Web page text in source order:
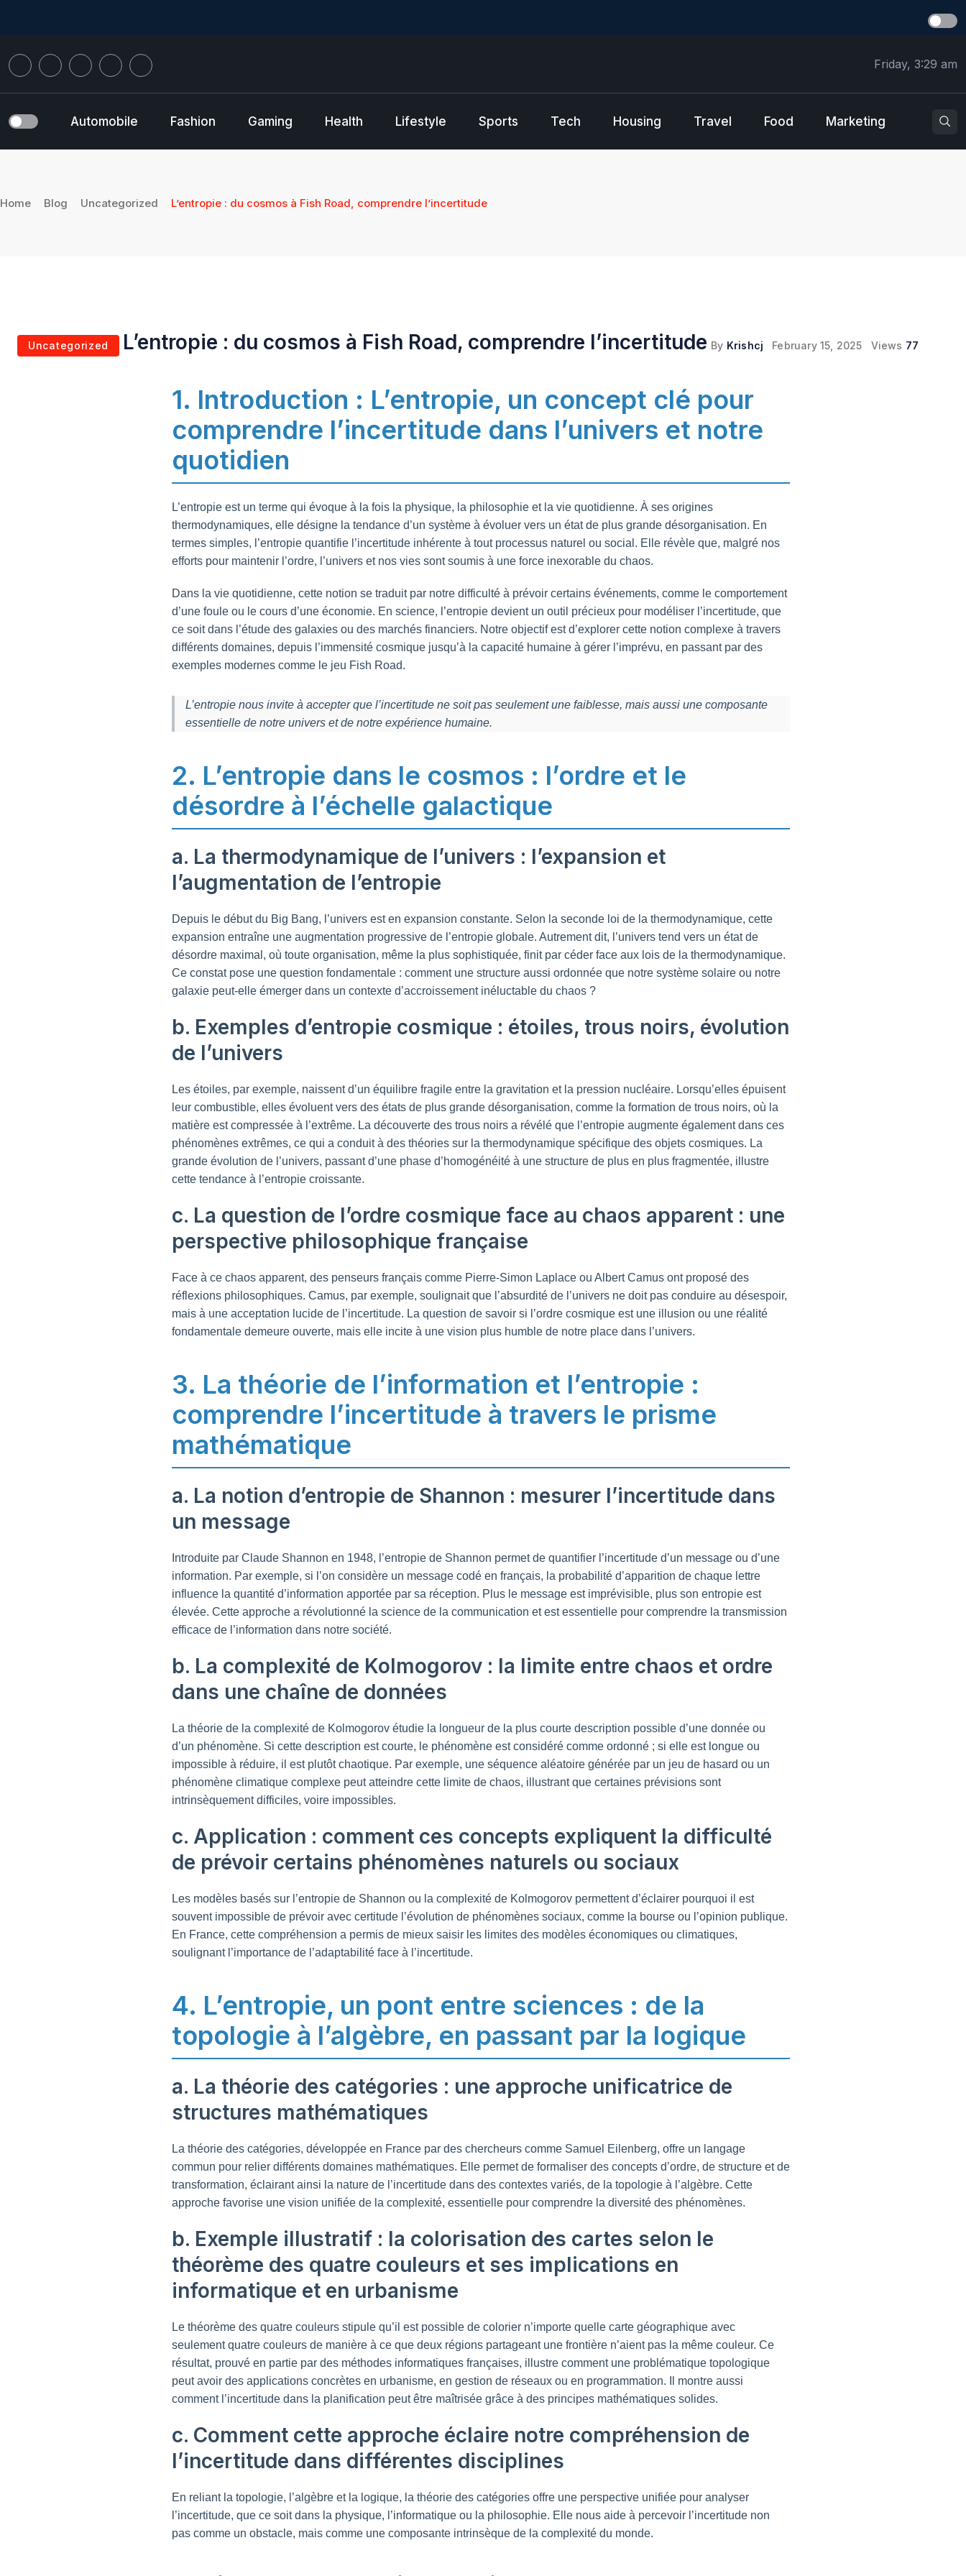
Friday, 3:29 am
Automobile Fashion Gaming Health Lifestyle Sports Tech Housing Travel Food Marketing
Home Blog Uncategorized L’entropie : du cosmos à Fish Road, comprendre l’incertitude
Uncategorized L’entropie : du cosmos à Fish Road, comprendre l’incertitude By Krishcj February 15, 2025 Views 77
1. Introduction : L’entropie, un concept clé pour
comprendre l’incertitude dans l’univers et notre
quotidien
L’entropie est un terme qui évoque à la fois la physique, la philosophie et la vie quotidienne. À ses origines
thermodynamiques, elle désigne la tendance d’un système à évoluer vers un état de plus grande désorganisation. En
termes simples, l’entropie quantifie l’incertitude inhérente à tout processus naturel ou social. Elle révèle que, malgré nos
efforts pour maintenir l’ordre, l’univers et nos vies sont soumis à une force inexorable du chaos.
Dans la vie quotidienne, cette notion se traduit par notre difficulté à prévoir certains événements, comme le comportement
d’une foule ou le cours d’une économie. En science, l’entropie devient un outil précieux pour modéliser l’incertitude, que
ce soit dans l’étude des galaxies ou des marchés financiers. Notre objectif est d’explorer cette notion complexe à travers
différents domaines, depuis l’immensité cosmique jusqu’à la capacité humaine à gérer l’imprévu, en passant par des
exemples modernes comme le jeu Fish Road.
L’entropie nous invite à accepter que l’incertitude ne soit pas seulement une faiblesse, mais aussi une composante
essentielle de notre univers et de notre expérience humaine.
2. L’entropie dans le cosmos : l’ordre et le
désordre à l’échelle galactique
a. La thermodynamique de l’univers : l’expansion et
l’augmentation de l’entropie
Depuis le début du Big Bang, l’univers est en expansion constante. Selon la seconde loi de la thermodynamique, cette
expansion entraîne une augmentation progressive de l’entropie globale. Autrement dit, l’univers tend vers un état de
désordre maximal, où toute organisation, même la plus sophistiquée, finit par céder face aux lois de la thermodynamique.
Ce constat pose une question fondamentale : comment une structure aussi ordonnée que notre système solaire ou notre
galaxie peut-elle émerger dans un contexte d’accroissement inéluctable du chaos ?
b. Exemples d’entropie cosmique : étoiles, trous noirs, évolution
de l’univers
Les étoiles, par exemple, naissent d’un équilibre fragile entre la gravitation et la pression nucléaire. Lorsqu’elles épuisent
leur combustible, elles évoluent vers des états de plus grande désorganisation, comme la formation de trous noirs, où la
matière est compressée à l’extrême. La découverte des trous noirs a révélé que l’entropie augmente également dans ces
phénomènes extrêmes, ce qui a conduit à des théories sur la thermodynamique spécifique des objets cosmiques. La
grande évolution de l’univers, passant d’une phase d’homogénéité à une structure de plus en plus fragmentée, illustre
cette tendance à l’entropie croissante.
c. La question de l’ordre cosmique face au chaos apparent : une
perspective philosophique française
Face à ce chaos apparent, des penseurs français comme Pierre-Simon Laplace ou Albert Camus ont proposé des
réflexions philosophiques. Camus, par exemple, soulignait que l’absurdité de l’univers ne doit pas conduire au désespoir,
mais à une acceptation lucide de l’incertitude. La question de savoir si l’ordre cosmique est une illusion ou une réalité
fondamentale demeure ouverte, mais elle incite à une vision plus humble de notre place dans l’univers.
3. La théorie de l’information et l’entropie :
comprendre l’incertitude à travers le prisme
mathématique
a. La notion d’entropie de Shannon : mesurer l’incertitude dans
un message
Introduite par Claude Shannon en 1948, l’entropie de Shannon permet de quantifier l’incertitude d’un message ou d’une
information. Par exemple, si l’on considère un message codé en français, la probabilité d’apparition de chaque lettre
influence la quantité d’information apportée par sa réception. Plus le message est imprévisible, plus son entropie est
élevée. Cette approche a révolutionné la science de la communication et est essentielle pour comprendre la transmission
efficace de l’information dans notre société.
b. La complexité de Kolmogorov : la limite entre chaos et ordre
dans une chaîne de données
La théorie de la complexité de Kolmogorov étudie la longueur de la plus courte description possible d’une donnée ou
d’un phénomène. Si cette description est courte, le phénomène est considéré comme ordonné ; si elle est longue ou
impossible à réduire, il est plutôt chaotique. Par exemple, une séquence aléatoire générée par un jeu de hasard ou un
phénomène climatique complexe peut atteindre cette limite de chaos, illustrant que certaines prévisions sont
intrinsèquement difficiles, voire impossibles.
c. Application : comment ces concepts expliquent la difficulté
de prévoir certains phénomènes naturels ou sociaux
Les modèles basés sur l’entropie de Shannon ou la complexité de Kolmogorov permettent d’éclairer pourquoi il est
souvent impossible de prévoir avec certitude l’évolution de phénomènes sociaux, comme la bourse ou l’opinion publique.
En France, cette compréhension a permis de mieux saisir les limites des modèles économiques ou climatiques,
soulignant l’importance de l’adaptabilité face à l’incertitude.
4. L’entropie, un pont entre sciences : de la
topologie à l’algèbre, en passant par la logique
a. La théorie des catégories : une approche unificatrice de
structures mathématiques
La théorie des catégories, développée en France par des chercheurs comme Samuel Eilenberg, offre un langage
commun pour relier différents domaines mathématiques. Elle permet de formaliser des concepts d’ordre, de structure et de
transformation, éclairant ainsi la nature de l’incertitude dans des contextes variés, de la topologie à l’algèbre. Cette
approche favorise une vision unifiée de la complexité, essentielle pour comprendre la diversité des phénomènes.
b. Exemple illustratif : la colorisation des cartes selon le
théorème des quatre couleurs et ses implications en
informatique et en urbanisme
Le théorème des quatre couleurs stipule qu’il est possible de colorier n’importe quelle carte géographique avec
seulement quatre couleurs de manière à ce que deux régions partageant une frontière n’aient pas la même couleur. Ce
résultat, prouvé en partie par des méthodes informatiques françaises, illustre comment une problématique topologique
peut avoir des applications concrètes en urbanisme, en gestion de réseaux ou en programmation. Il montre aussi
comment l’incertitude dans la planification peut être maîtrisée grâce à des principes mathématiques solides.
c. Comment cette approche éclaire notre compréhension de
l’incertitude dans différentes disciplines
En reliant la topologie, l’algèbre et la logique, la théorie des catégories offre une perspective unifiée pour analyser
l’incertitude, que ce soit dans la physique, l’informatique ou la philosophie. Elle nous aide à percevoir l’incertitude non
pas comme un obstacle, mais comme une composante intrinsèque de la complexité du monde.